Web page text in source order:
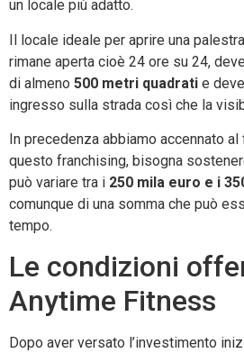
un locale più adatto.
Il locale ideale per aprire una
rimane aperta cioè 24 ore su 24,
di almeno 500 metri quadrati e
ingresso sulla strada così che la
In precedenza abbiamo accennato
questo franchising, bisogna
può variare tra i 250 mila euro e i
comunque di una somma che può
tempo.
Le condizioni
Anytime Fitness
Dopo aver versato l’investimento